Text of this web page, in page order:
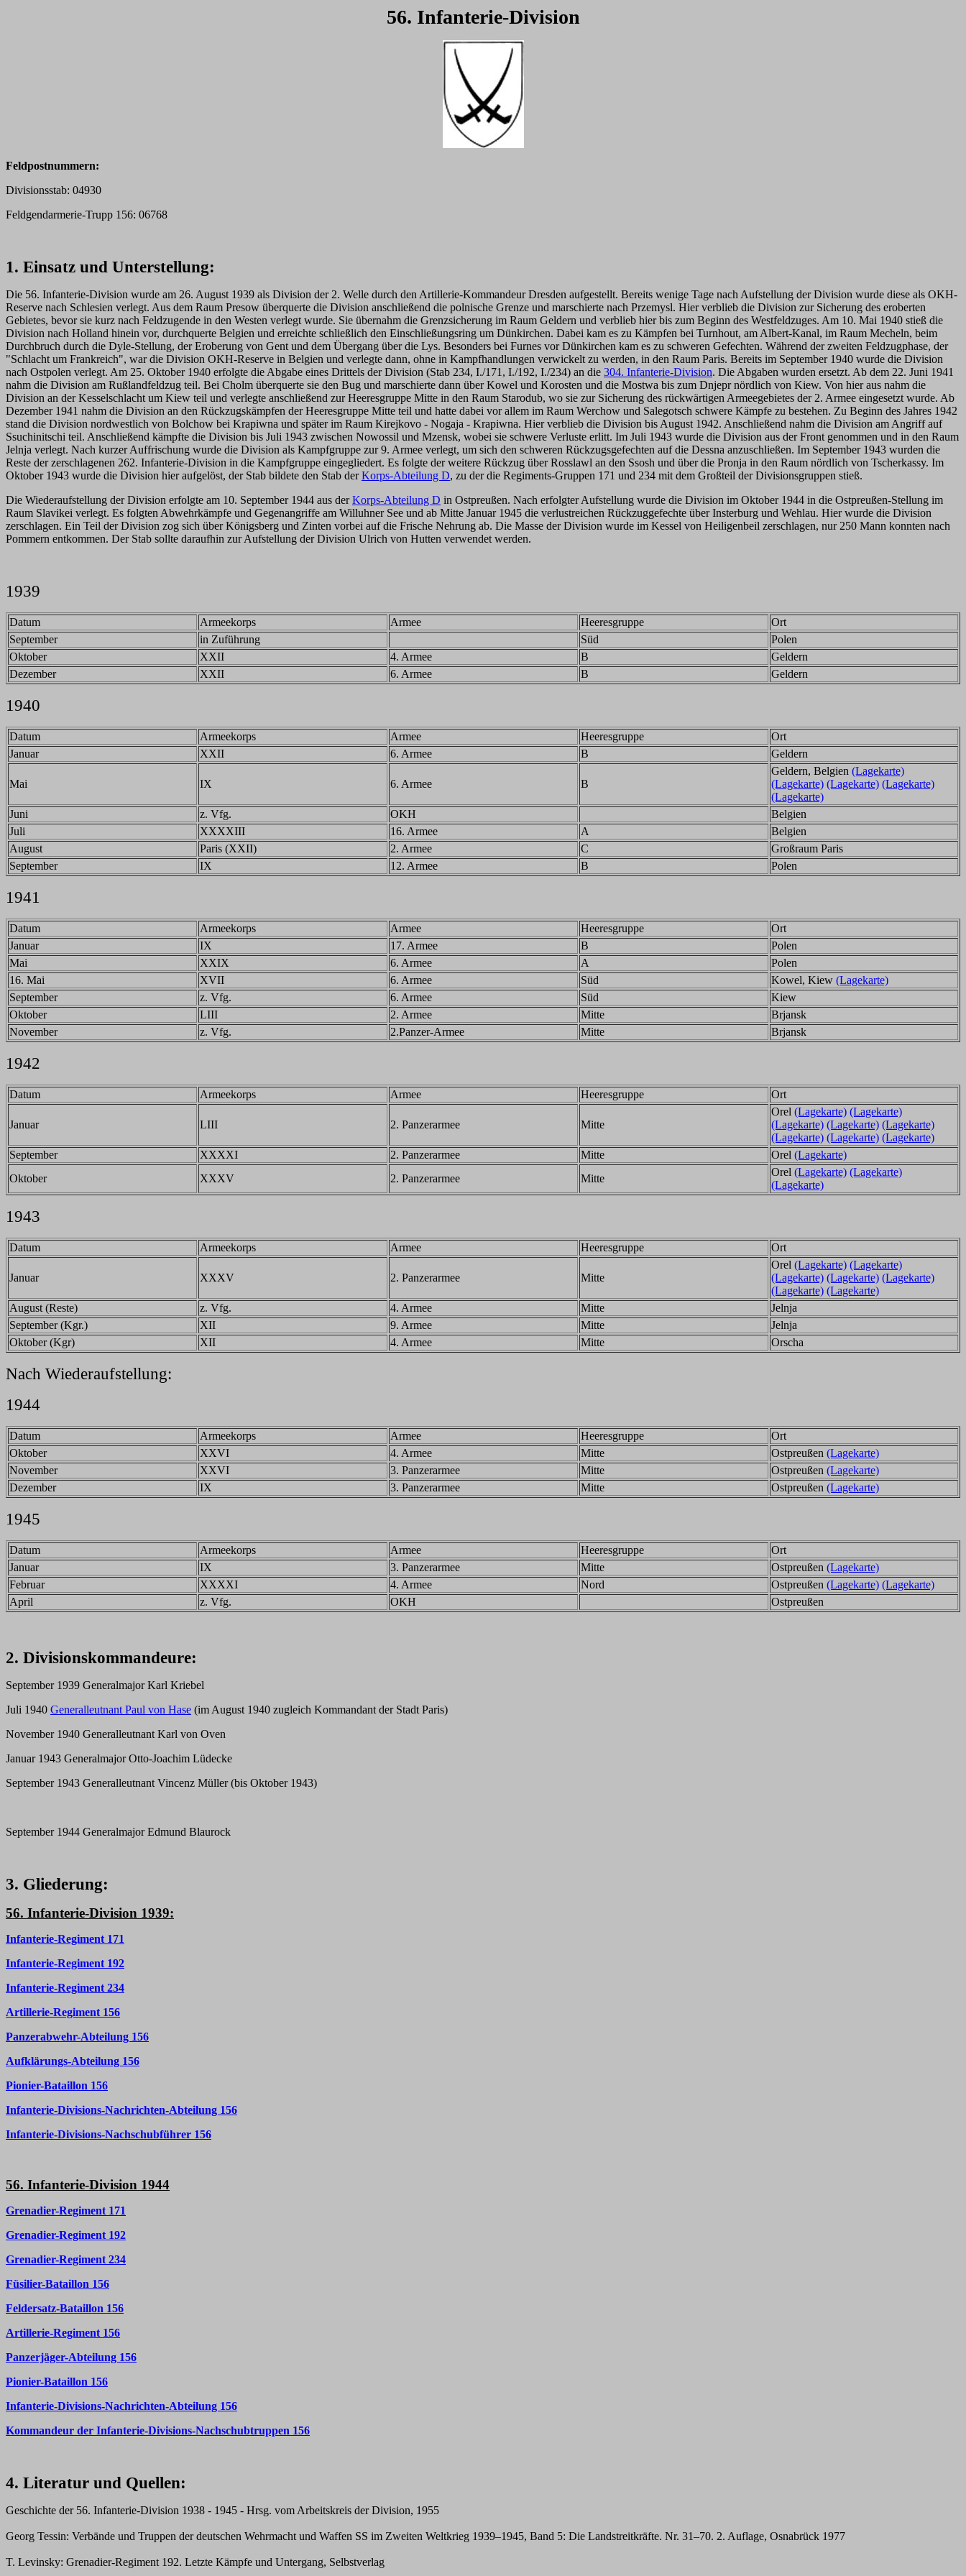
56. Infanterie-Division
Feldpostnummern:
Divisionsstab: 04930
Feldgendarmerie-Trupp 156: 06768
1. Einsatz und Unterstellung:
Die 56. Infanterie-Division wurde am 26. August 1939 als Division der 2. Welle durch den Artillerie-Kommandeur Dresden aufgestellt. Bereits wenige Tage nach Aufstellung der Division wurde diese als OKH-
Reserve nach Schlesien verlegt. Aus dem Raum Presow überquerte die Division anschließend die polnische Grenze und marschierte nach Przemysl. Hier verblieb die Division zur Sicherung des eroberten
Gebietes, bevor sie kurz nach Feldzugende in den Westen verlegt wurde. Sie übernahm die Grenzsicherung im Raum Geldern und verblieb hier bis zum Beginn des Westfeldzuges. Am 10. Mai 1940 stieß die
Division nach Holland hinein vor, durchquerte Belgien und erreichte schließlich den Einschließungsring um Dünkirchen. Dabei kam es zu Kämpfen bei Turnhout, am Albert-Kanal, im Raum Mecheln, beim
Durchbruch durch die Dyle-Stellung, der Eroberung von Gent und dem Übergang über die Lys. Besonders bei Furnes vor Dünkirchen kam es zu schweren Gefechten. Während der zweiten Feldzugphase, der
"Schlacht um Frankreich", war die Division OKH-Reserve in Belgien und verlegte dann, ohne in Kampfhandlungen verwickelt zu werden, in den Raum Paris. Bereits im September 1940 wurde die Division
nach Ostpolen verlegt. Am 25. Oktober 1940 erfolgte die Abgabe eines Drittels der Division (Stab 234, I./171, I./192, I./234) an die 304. Infanterie-Division. Die Abgaben wurden ersetzt. Ab dem 22. Juni 1941
nahm die Division am Rußlandfeldzug teil. Bei Cholm überquerte sie den Bug und marschierte dann über Kowel und Korosten und die Mostwa bis zum Dnjepr nördlich von Kiew. Von hier aus nahm die
Division an der Kesselschlacht um Kiew teil und verlegte anschließend zur Heeresgruppe Mitte in den Raum Starodub, wo sie zur Sicherung des rückwärtigen Armeegebietes der 2. Armee eingesetzt wurde. Ab
Dezember 1941 nahm die Division an den Rückzugskämpfen der Heeresgruppe Mitte teil und hatte dabei vor allem im Raum Werchow und Salegotsch schwere Kämpfe zu bestehen. Zu Beginn des Jahres 1942
stand die Division nordwestlich von Bolchow bei Krapiwna und später im Raum Kirejkovo - Nogaja - Krapiwna. Hier verblieb die Division bis August 1942. Anschließend nahm die Division am Angriff auf
Ssuchinitschi teil. Anschließend kämpfte die Division bis Juli 1943 zwischen Nowossil und Mzensk, wobei sie schwere Verluste erlitt. Im Juli 1943 wurde die Division aus der Front genommen und in den Raum
Jelnja verlegt. Nach kurzer Auffrischung wurde die Division als Kampfgruppe zur 9. Armee verlegt, um sich den schweren Rückzugsgefechten auf die Dessna anzuschließen. Im September 1943 wurden die
Reste der zerschlagenen 262. Infanterie-Division in die Kampfgruppe eingegliedert. Es folgte der weitere Rückzug über Rosslawl an den Ssosh und über die Pronja in den Raum nördlich von Tscherkassy. Im
Oktober 1943 wurde die Division hier aufgelöst, der Stab bildete den Stab derKorps-Abteilung D, zu der die Regiments-Gruppen 171 und 234 mit dem Großteil der Divisionsgruppen stieß.
Die Wiederaufstellung der Division erfolgte am 10. September 1944 aus derKorps-Abteilung D in Ostpreußen. Nach erfolgter Aufstellung wurde die Division im Oktober 1944 in die Ostpreußen-Stellung im
Raum Slavikei verlegt. Es folgten Abwehrkämpfe und Gegenangriffe am Willuhner See und ab Mitte Januar 1945 die verlustreichen Rückzuggefechte über Insterburg und Wehlau. Hier wurde die Division
zerschlagen. Ein Teil der Division zog sich über Königsberg und Zinten vorbei auf die Frische Nehrung ab. Die Masse der Division wurde im Kessel von Heiligenbeil zerschlagen, nur 250 Mann konnten nach
Pommern entkommen. Der Stab sollte daraufhin zur Aufstellung der Division Ulrich von Hutten verwendet werden.
1939
Datum Armeekorps Armee Heeresgruppe
Ort
September
in Zuführung Süd
Polen
Oktober
XXII 4. Armee B
Geldern
Dezember
XXII 6. Armee B Geldern
1940
Datum Armeekorps Armee Heeresgruppe
Ort
Januar
XXII 6. Armee B Geldern
Mai IX 6. Armee B
Geldern, Belgien (Lagekarte)
(Lagekarte) (Lagekarte) (Lagekarte)
(Lagekarte)
Juni
z. Vfg. OKH
Belgien
Juli
XXXXIII 16. Armee A
Belgien
August
Paris (XXII) 2. Armee C
Großraum Paris
September
IX 12. Armee B Polen
1941
Datum Armeekorps Armee Heeresgruppe
Ort
Januar
IX 17. Armee B
Polen
Mai
XXIX 6. Armee A
Polen
16. Mai
XVII 6. Armee Süd Kowel, Kiew (Lagekarte)
September
z. Vfg. 6. Armee Süd
Kiew
Oktober
LIII 2. Armee Mitte
Brjansk
November
z. Vfg. 2.Panzer-Armee Mitte Brjansk
1942
Datum Armeekorps Armee Heeresgruppe Ort
Januar LIII 2. Panzerarmee Mitte
Orel (Lagekarte) (Lagekarte)
(Lagekarte) (Lagekarte) (Lagekarte)
(Lagekarte) (Lagekarte) (Lagekarte)
September
XXXXI 2. Panzerarmee Mitte Orel (Lagekarte)
Oktober
XXXV 2. Panzerarmee Mitte
Orel (Lagekarte) (Lagekarte)
(Lagekarte)
1943
Datum Armeekorps Armee Heeresgruppe Ort
Januar XXXV 2. Panzerarmee Mitte
Orel (Lagekarte) (Lagekarte)
(Lagekarte) (Lagekarte) (Lagekarte)
(Lagekarte) (Lagekarte)
August (Reste)
z. Vfg. 4. Armee Mitte
Jelnja
September (Kgr.)
XII 9. Armee Mitte
Jelnja
Oktober (Kgr)
XII 4. Armee Mitte Orscha
Nach Wiederaufstellung:
1944
Datum Armeekorps Armee Heeresgruppe
Ort
Oktober
XXVI 4. Armee Mitte Ostpreußen (Lagekarte)
November
XXVI 3. Panzerarmee Mitte Ostpreußen (Lagekarte)
Dezember
IX 3. Panzerarmee Mitte Ostpreußen (Lagekarte)
1945
Datum Armeekorps Armee Heeresgruppe
Ort
Januar
IX 3. Panzerarmee Mitte Ostpreußen (Lagekarte)
Februar
XXXXI 4. Armee Nord Ostpreußen (Lagekarte) (Lagekarte)
April
z. Vfg. OKH Ostpreußen
2. Divisionskommandeure:
September 1939 Generalmajor Karl Kriebel
Juli 1940 Generalleutnant Paul von Hase (im August 1940 zugleich Kommandant der Stadt Paris)
November 1940 Generalleutnant Karl von Oven
Januar 1943 Generalmajor Otto-Joachim Lüdecke
September 1943 Generalleutnant Vincenz Müller (bis Oktober 1943)
September 1944 Generalmajor Edmund Blaurock
3. Gliederung:
56. Infanterie-Division 1939:
Infanterie-Regiment 171
Infanterie-Regiment 192
Infanterie-Regiment 234
Artillerie-Regiment 156
Panzerabwehr-Abteilung 156
Aufklärungs-Abteilung 156
Pionier-Bataillon 156
Infanterie-Divisions-Nachrichten-Abteilung 156
Infanterie-Divisions-Nachschubführer 156
56. Infanterie-Division 1944
Grenadier-Regiment 171
Grenadier-Regiment 192
Grenadier-Regiment 234
Füsilier-Bataillon 156
Feldersatz-Bataillon 156
Artillerie-Regiment 156
Panzerjäger-Abteilung 156
Pionier-Bataillon 156
Infanterie-Divisions-Nachrichten-Abteilung 156
Kommandeur der Infanterie-Divisions-Nachschubtruppen 156
4. Literatur und Quellen:
Geschichte der 56. Infanterie-Division 1938 - 1945 - Hrsg. vom Arbeitskreis der Division, 1955
Georg Tessin: Verbände und Truppen der deutschen Wehrmacht und Waffen SS im Zweiten Weltkrieg 1939–1945, Band 5: Die Landstreitkräfte. Nr. 31–70. 2. Auflage, Osnabrück 1977
T. Levinsky: Grenadier-Regiment 192. Letzte Kämpfe und Untergang, Selbstverlag